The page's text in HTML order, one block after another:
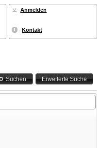
Anmelden
Kontakt
Suchen Erweiterte Suche